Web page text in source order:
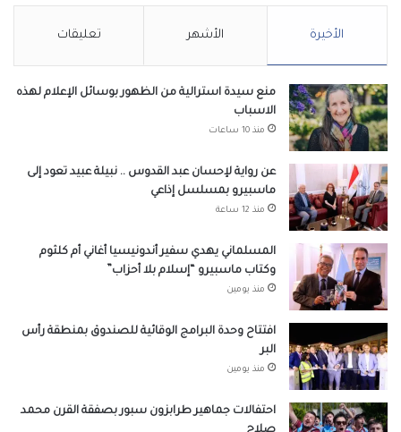
الأخيرة الأشهر تعليقات
منع سيدة استرالية من الظهور بوسائل الإعلام لهذه
الاسباب
منذ 10 ساعات
عن رواية لإحسان عبد القدوس .. نبيلة عبيد تعود إلى
ماسبيرو بمسلسل إذاعي
منذ 12 ساعة
المسلماني يهدي سفير أندونيسيا أغاني أم كلثوم
وكتاب ماسبيرو “إسلام بلا أحزاب”
منذ يومين
افتتاح وحدة البرامج الوقائية للصندوق بمنطقة رأس
البر
منذ يومين
احتفالات جماهير طرابزون سبور بصفقة القرن محمد